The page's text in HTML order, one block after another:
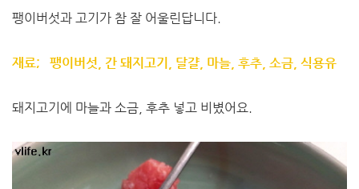
팽이버섯과 고기가 참 잘 어울린답니다.
재료; 팽이버섯, 간 돼지고기, 달걀, 마늘, 후추, 소금, 식용유
돼지고기에 마늘과 소금, 후추 넣고 비볐어요.